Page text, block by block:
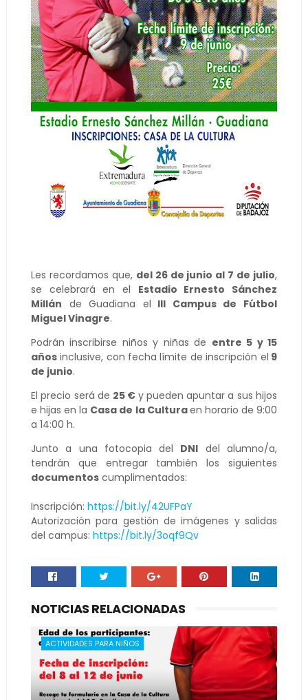
Les recordamos que, del 26 de junio al 7 de julio,
se celebrará en el Estadio Ernesto Sánchez
Millán de Guadiana el III Campus de Fútbol
Miguel Vinagre.
Podrán inscribirse niños y niñas de entre 5 y 15
añosinclusive, con fecha límite de inscripción el 9
de junio.
El precio será de 25 € y pueden apuntar a sus hijos
e hijas en la Casa de la Culturaen horario de 9:00
a 14:00 h.
Junto a una fotocopia del DNI del alumno/a,
tendrán que entregar también los siguientes
documentoscumplimentados:
Inscripción: https://bit.ly/42UFPaY
Autorización para gestión de imágenes y salidas
del campus: https://bit.ly/3oqf9Qv
NOTICIAS RELACIONADAS
ACTIVIDADES PARA NIÑOS